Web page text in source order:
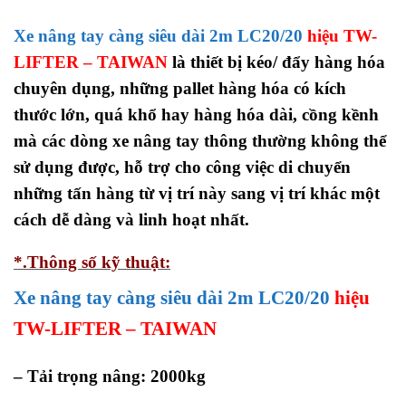
Xe nâng tay càng siêu dài 2m LC20/20 hiệu TW-
LIFTER – TAIWAN là thiết bị kéo/ đẩy hàng hóa
chuyên dụng, những pallet hàng hóa có kích
thước lớn, quá khổ hay hàng hóa dài, cồng kềnh
mà các dòng xe nâng tay thông thường không thể
sử dụng được, hỗ trợ cho công việc di chuyển
những tấn hàng từ vị trí này sang vị trí khác một
cách dễ dàng và linh hoạt nhất.
*.Thông số kỹ thuật:
Xe nâng tay càng siêu dài 2m LC20/20 hiệu
TW-LIFTER – TAIWAN
– Tải trọng nâng: 2000kg